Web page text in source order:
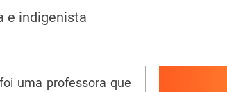
e indigenista
uma professora que